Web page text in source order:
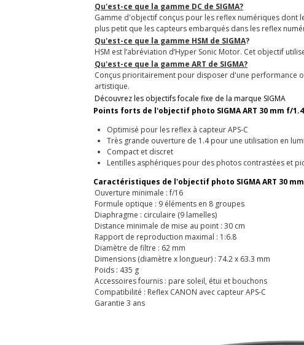
Qu'est-ce que la gamme DC de SIGMA?
Gamme d'objectif conçus pour les reflex numériques dont
plus petit que les capteurs embarqués dans les reflex
Qu'est-ce que la gamme HSM de SIGMA?
HSM est l’abréviation d’Hyper Sonic Motor. Cet objectif
Qu'est-ce que la gamme ART de SIGMA?
Conçus prioritairement pour disposer d'une performance
artistique.
Découvrez les objectifs focale fixe de la marque SIGMA
Points forts de l'objectif photo SIGMA ART 30 mm f/1.4
Optimisé pour les reflex à capteur APS-C
Très grande ouverture de 1.4 pour une utilisation en
Compact et discret
Lentilles asphériques pour des photos contrastées et
Caractéristiques de l'objectif photo SIGMA ART 30 mm
Ouverture minimale : f/16
Formule optique : 9 éléments en 8 groupes
Diaphragme : circulaire (9 lamelles)
Distance minimale de mise au point : 30 cm
Rapport de reproduction maximal : 1:6.8
Diamètre de filtre : 62 mm
Dimensions (diamètre x longueur) : 74.2 x 63.3 mm
Poids : 435 g
Accessoires fournis : pare soleil, étui et bouchons
Compatibilité : Reflex CANON avec capteur APS-C
Garantie 3 ans